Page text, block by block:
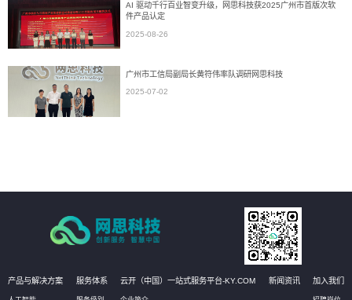
AI 驱动千行百业智变升级，网思科技获2025广州市首版次软
件产品认定
2025-08-26
广州市工信局副局长黄符伟率队调研网思科技
2025-07-02
产品与解决方案 服务体系 云开（中国）一站式服务平台-KY.COM 新闻资讯 加入我们